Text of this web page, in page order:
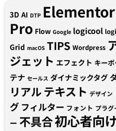
3D AI DTP Elementor
Pro Flow Google logicool
Grid macOS TIPS Wordpress
ジェット エフェクト キー
テナ セールス ダイナミックタグ
リアルテキスト デザイン
グ フィルター フォント プラグ
ー 不具合初心者向